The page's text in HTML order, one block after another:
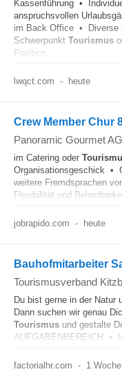
Kassenführung •
anspruchsvollen
im Back Office • Diverse
Schwerpunkt Tourismus
Position...
lwqct.com - heute
Crew Member Chur
Panoramic Gourmet AG
im Catering oder
Organisationsgeschick •
weitere Fremdsprachen
Flexibilität und
jobrapido.com - heute
Bauhofmitarbeiter
Tourismusverband
Du bist gerne in der Natur
Dann suchen wir genau
Tourismus und gestalte
AUFGABENBEREICH •
factorialhr.com - 1